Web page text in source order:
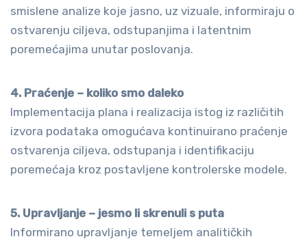
smislene analize koje jasno, uz vizuale, informiraju o
ostvarenju ciljeva, odstupanjima i latentnim
poremećajima unutar poslovanja.
4. Praćenje – koliko smo daleko
Implementacija plana i realizacija istog iz različitih
izvora podataka omogućava kontinuirano praćenje
ostvarenja ciljeva, odstupanja i identifikaciju
poremećaja kroz postavljene kontrolerske modele.
5. Upravljanje – jesmo li skrenuli s puta
Informirano upravljanje temeljem analitičkih